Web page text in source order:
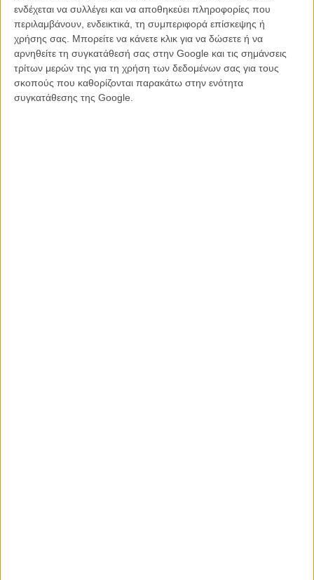
ενδέχεται να συλλέγει και να αποθηκεύει πληροφορίες που
περιλαμβάνουν, ενδεικτικά, τη συμπεριφορά επίσκεψης ή
χρήσης σας. Μπορείτε να κάνετε κλικ για να δώσετε ή να
αρνηθείτε τη συγκατάθεσή σας στην Google και τις σημάνσεις
τρίτων μερών της για τη χρήση των δεδομένων σας για τους
σκοπούς που καθορίζονται παρακάτω στην ενότητα
συγκατάθεσης της Google.
Το καλοκαιρινό mixtape του Flix #10 | «Reality» από το «Το
Πρώτο μου Πάρτυ»
Το καλοκαιρινό mixtape του Flix #11 | «All Summer Long» από
το «American Graffiti»
Το καλοκαιρινό mixtape του Flix #12 | «Mystery of Love» από το
«Να με Φωνάζεις με τ’ Ονομά σου»
Το καλοκαιρινό mixtape του Flix #13 | «Jane» από το «Wet Hot